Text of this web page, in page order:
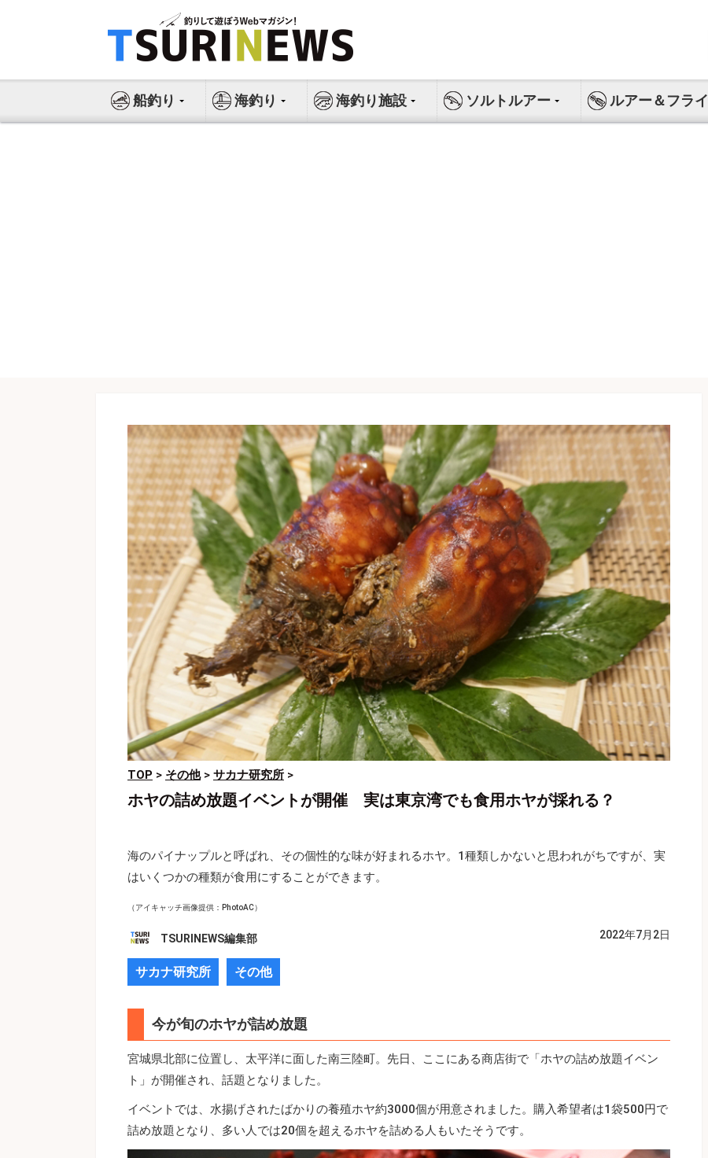
ス
船釣り 海釣り 海釣り施設 ソルトルアー ルアー＆フライ
TOP > その他> サカナ研究所 >
ホヤの詰め放題イベントが開催 実は東京湾でも食用ホヤが採れる？
海のパイナップルと呼ばれ、その個性的な味が好まれるホヤ。1種類しかないと思われがちですが、実
はいくつかの種類が食用にすることができます。
（アイキャッチ画像提供：PhotoAC）
TSURINEWS編集部 2022年7月2日
サカナ研究所 その他
今が旬のホヤが詰め放題
宮城県北部に位置し、太平洋に面した南三陸町。先日、ここにある商店街で「ホヤの詰め放題イベン
ト」が開催され、話題となりました。
イベントでは、水揚げされたばかりの養殖ホヤ約3000個が用意されました。購入希望者は1袋500円で
詰め放題となり、多い人では20個を超えるホヤを詰める人もいたそうです。